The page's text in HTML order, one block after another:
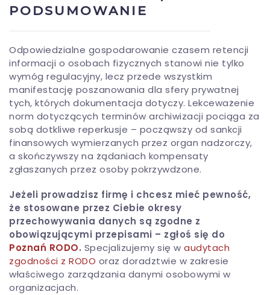
PODSUMOWANIE
Odpowiedzialne gospodarowanie czasem retencji
informacji o osobach fizycznych stanowi nie tylko
wymóg regulacyjny, lecz przede wszystkim
manifestację poszanowania dla sfery prywatnej
tych, których dokumentacja dotyczy. Lekceważenie
norm dotyczących terminów archiwizacji pociąga za
sobą dotkliwe reperkusje – począwszy od sankcji
finansowych wymierzanych przez organ nadzorczy,
a skończywszy na żądaniach kompensaty
zgłaszanych przez osoby pokrzywdzone.
Jeżeli prowadzisz firmę i chcesz mieć pewność,
że stosowane przez Ciebie okresy
przechowywania danych są zgodne z
obowiązującymi przepisami – zgłoś się do
Poznań RODO. Specjalizujemy się w audytach
zgodności z RODO oraz doradztwie w zakresie
właściwego zarządzania danymi osobowymi w
organizacjach.